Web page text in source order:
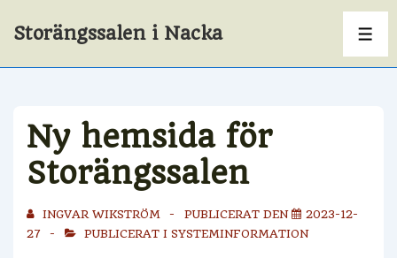
Hoppa
Storängssalen i Nacka
Ny hemsida för
Storängssalen
INGVAR WIKSTRÖM PUBLICERAT DEN
2023-12-
27
PUBLICERAT I SYSTEMINFORMATION